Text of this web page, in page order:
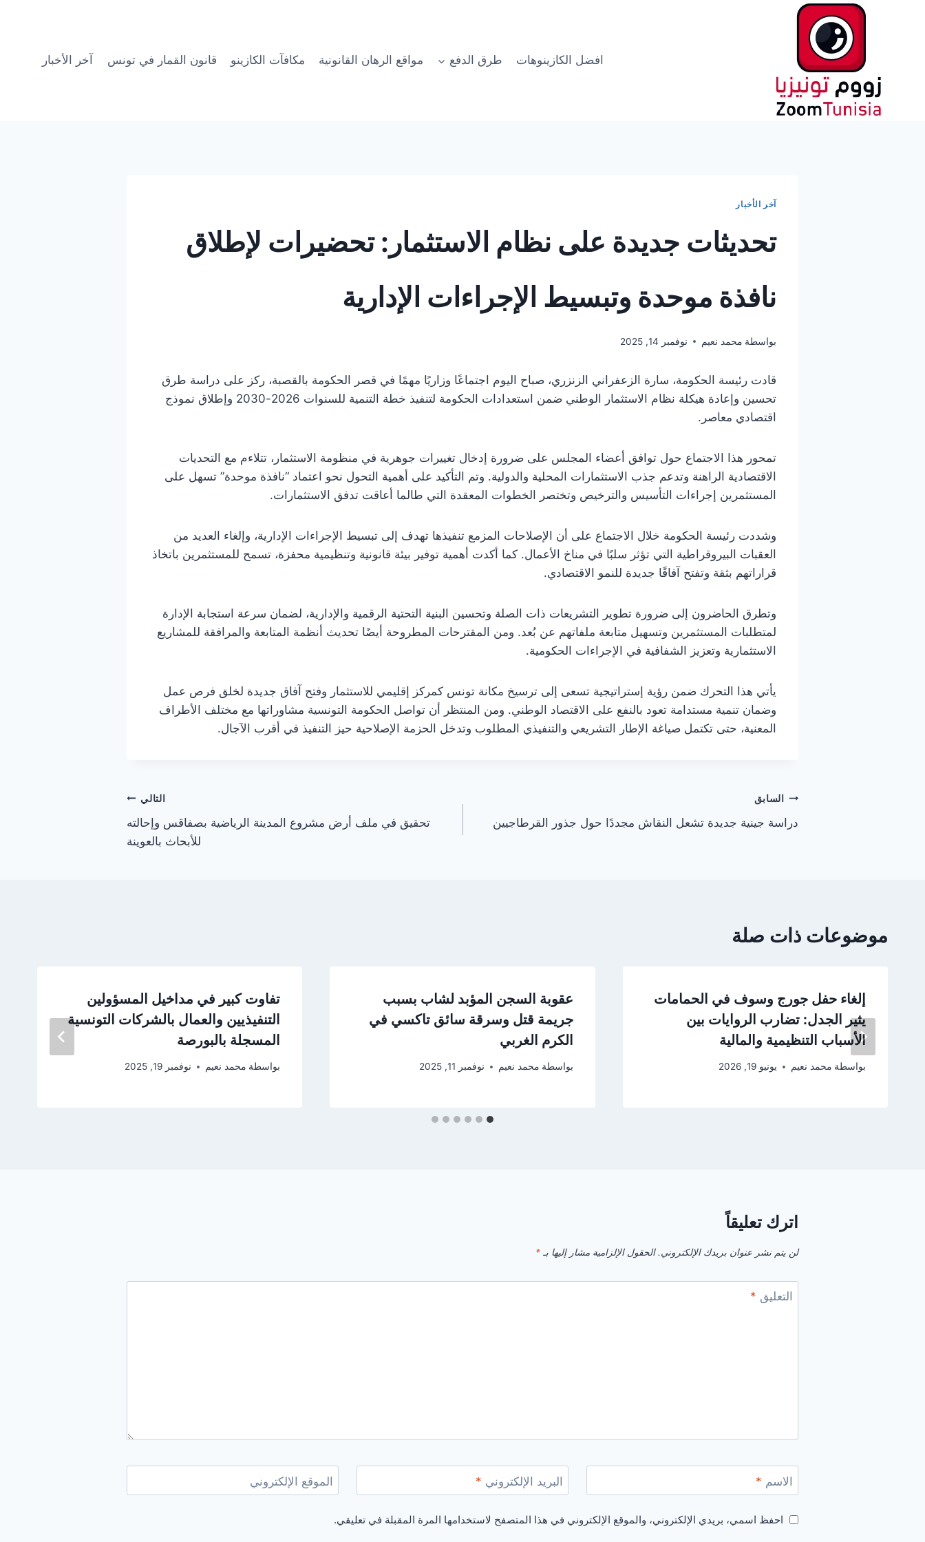
افضل الكازينوهات
طرق الدفع مواقع الرهان القانونية مكافآت الكازينو قانون القمار في تونس آخر الأخبار
آخر الأخبار
تحديثات جديدة على نظام الاستثمار: تحضيرات لإطلاق
نافذة موحدة وتبسيط الإجراءات الإدارية
بواسطة محمد نعيم نوفمبر 14, 2025
قادت رئيسة الحكومة، سارة الزعفراني الزنزري، صباح اليوم اجتماعًا وزاريًا مهمًا في قصر الحكومة بالقصبة، ركز على دراسة طرق
تحسين وإعادة هيكلة نظام الاستثمار الوطني ضمن استعدادات الحكومة لتنفيذ خطة التنمية للسنوات 2026-2030 وإطلاق نموذج
اقتصادي معاصر.
تمحور هذا الاجتماع حول توافق أعضاء المجلس على ضرورة إدخال تغييرات جوهرية في منظومة الاستثمار، تتلاءم مع التحديات
الاقتصادية الراهنة وتدعم جذب الاستثمارات المحلية والدولية. وتم التأكيد على أهمية التحول نحو اعتماد “نافذة موحدة” تسهل على
المستثمرين إجراءات التأسيس والترخيص وتختصر الخطوات المعقدة التي طالما أعاقت تدفق الاستثمارات.
وشددت رئيسة الحكومة خلال الاجتماع على أن الإصلاحات المزمع تنفيذها تهدف إلى تبسيط الإجراءات الإدارية، وإلغاء العديد من
العقبات البيروقراطية التي تؤثر سلبًا في مناخ الأعمال. كما أكدت أهمية توفير بيئة قانونية وتنظيمية محفزة، تسمح للمستثمرين باتخاذ
قراراتهم بثقة وتفتح آفاقًا جديدة للنمو الاقتصادي.
وتطرق الحاضرون إلى ضرورة تطوير التشريعات ذات الصلة وتحسين البنية التحتية الرقمية والإدارية، لضمان سرعة استجابة الإدارة
لمتطلبات المستثمرين وتسهيل متابعة ملفاتهم عن بُعد. ومن المقترحات المطروحة أيضًا تحديث أنظمة المتابعة والمرافقة للمشاريع
الاستثمارية وتعزيز الشفافية في الإجراءات الحكومية.
يأتي هذا التحرك ضمن رؤية إستراتيجية تسعى إلى ترسيخ مكانة تونس كمركز إقليمي للاستثمار وفتح آفاق جديدة لخلق فرص عمل
وضمان تنمية مستدامة تعود بالنفع على الاقتصاد الوطني. ومن المنتظر أن تواصل الحكومة التونسية مشاوراتها مع مختلف الأطراف
المعنية، حتى تكتمل صياغة الإطار التشريعي والتنفيذي المطلوب وتدخل الحزمة الإصلاحية حيز التنفيذ في أقرب الآجال.
تصفّح
المقالات
السابق
دراسة جينية جديدة تشعل النقاش مجددًا حول جذور القرطاجيين
التالي
تحقيق في ملف أرض مشروع المدينة الرياضية بصفاقس وإحالته
للأبحاث بالعوينة
موضوعات ذات صلة
إلغاء حفل جورج وسوف في الحمامات
يثير الجدل: تضارب الروايات بين
الأسباب التنظيمية والمالية
بواسطة محمد نعيم يونيو 19, 2026
عقوبة السجن المؤبد لشاب بسبب
جريمة قتل وسرقة سائق تاكسي في
الكرم الغربي
بواسطة محمد نعيم نوفمبر 11, 2025
تفاوت كبير في مداخيل المسؤولين
التنفيذيين والعمال بالشركات التونسية
المسجلة بالبورصة
بواسطة محمد نعيم نوفمبر 19, 2025
اترك تعليقاً
لن يتم نشر عنوان بريدك الإلكتروني. الحقول الإلزامية مشار إليها بـ *
التعليق *
الاسم * البريد الإلكتروني * الموقع الإلكتروني
احفظ اسمي، بريدي الإلكتروني، والموقع الإلكتروني في هذا المتصفح لاستخدامها المرة المقبلة في تعليقي.